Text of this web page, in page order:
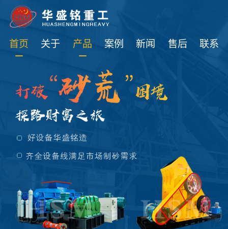
首页 关于 产品 案例 新闻 售后 联系